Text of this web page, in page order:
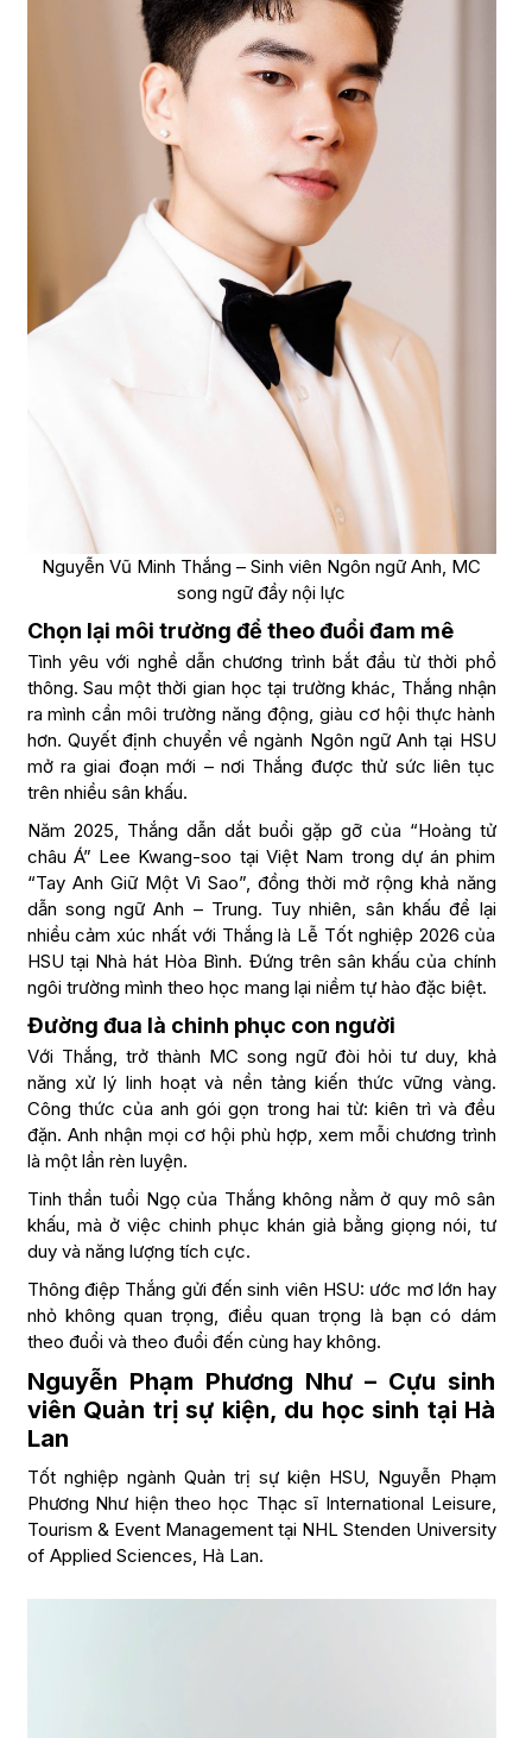
Nguyễn Vũ Minh Thắng – Sinh viên Ngôn ngữ Anh, MC
song ngữ đầy nội lực
Chọn lại môi trường để theo đuổi đam mê
Tình yêu với nghề dẫn chương trình bắt đầu từ thời phổ
thông. Sau một thời gian học tại trường khác, Thắng nhận
ra mình cần môi trường năng động, giàu cơ hội thực hành
hơn. Quyết định chuyển về ngành Ngôn ngữ Anh tại HSU
mở ra giai đoạn mới – nơi Thắng được thử sức liên tục
trên nhiều sân khấu.
Năm 2025, Thắng dẫn dắt buổi gặp gỡ của “Hoàng tử
châu Á” Lee Kwang-soo tại Việt Nam trong dự án phim
“Tay Anh Giữ Một Vì Sao”, đồng thời mở rộng khả năng
dẫn song ngữ Anh – Trung. Tuy nhiên, sân khấu để lại
nhiều cảm xúc nhất với Thắng là Lễ Tốt nghiệp 2026 của
HSU tại Nhà hát Hòa Bình. Đứng trên sân khấu của chính
ngôi trường mình theo học mang lại niềm tự hào đặc biệt.
Đường đua là chinh phục con người
Với Thắng, trở thành MC song ngữ đòi hỏi tư duy, khả
năng xử lý linh hoạt và nền tảng kiến thức vững vàng.
Công thức của anh gói gọn trong hai từ: kiên trì và đều
đặn. Anh nhận mọi cơ hội phù hợp, xem mỗi chương trình
là một lần rèn luyện.
Tinh thần tuổi Ngọ của Thắng không nằm ở quy mô sân
khấu, mà ở việc chinh phục khán giả bằng giọng nói, tư
duy và năng lượng tích cực.
Thông điệp Thắng gửi đến sinh viên HSU: ước mơ lớn hay
nhỏ không quan trọng, điều quan trọng là bạn có dám
theo đuổi và theo đuổi đến cùng hay không.
Nguyễn Phạm Phương Như – Cựu sinh
viên Quản trị sự kiện, du học sinh tại Hà
Lan
Tốt nghiệp ngành Quản trị sự kiện HSU, Nguyễn Phạm
Phương Như hiện theo học Thạc sĩ International Leisure,
Tourism & Event Management tại NHL Stenden University
of Applied Sciences, Hà Lan.